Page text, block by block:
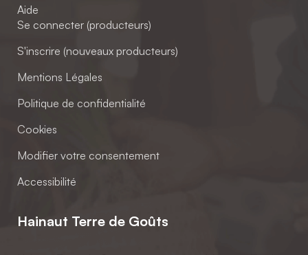
Aide
Se connecter (producteurs)
S'inscrire (nouveaux producteurs)
Mentions Légales
Politique de confidentialité
Cookies
Modifier votre consentement
Accessibilité
Hainaut Terre de Goûts